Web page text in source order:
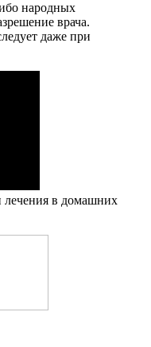
народных
врача.
даже при
в домашних